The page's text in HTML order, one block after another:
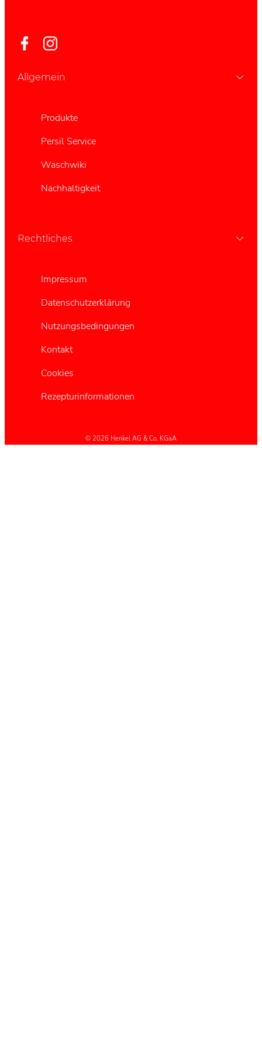
Allgemein
Produkte
Persil Service
Waschwiki
Nachhaltigkeit
Rechtliches
Impressum
Datenschutzerklärung
Nutzungsbedingungen
Kontakt
Cookies
Rezepturinformationen
© 2026 Henkel AG & Co. KGaA